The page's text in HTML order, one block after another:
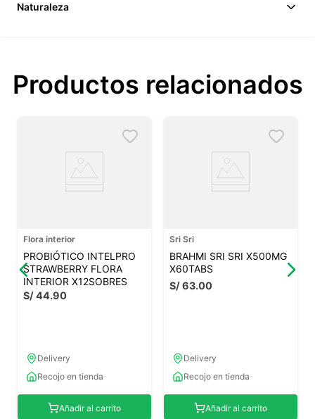
Naturaleza
Productos relacionados
Flora interior
PROBIÓTICO INTELPRO
STRAWBERRY FLORA
INTERIOR X12SOBRES
S/44.90
Delivery
Recojo en tienda
Añadir al carrito
Sri Sri
BRAHMI SRI SRI X500MG
X60TABS
S/63.00
Delivery
Recojo en tienda
Añadir al carrito